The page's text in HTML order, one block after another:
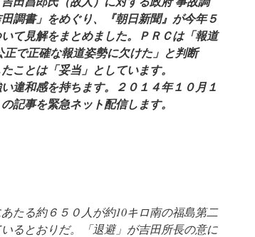
調書」をめぐり、『朝日新聞』が今年５
て見解をまとめました。ＰＲＣは「報道
で正確な報道姿勢に欠けた」と判断
ことは「妥当」としています。
違和感を持ちます。２０１４年１０月１
記事を緊急ネット配信します。
たる約６５０人が約10キロ南の福島第二
るとおりだ。「退避」が吉田所長の意に